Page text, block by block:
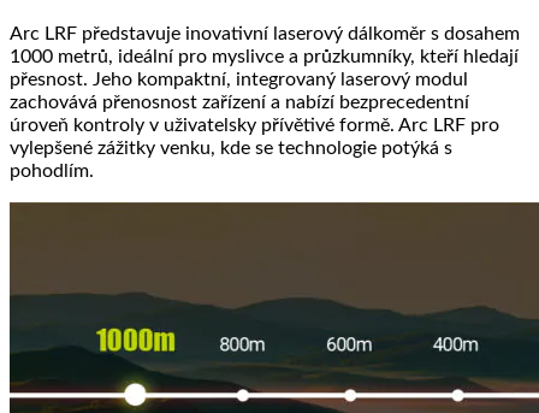
Arc LRF představuje inovativní laserový dálkoměr s dosahem
1000 metrů, ideální pro myslivce a průzkumníky, kteří hledají
přesnost. Jeho kompaktní, integrovaný laserový modul
zachovává přenosnost zařízení a nabízí bezprecedentní
úroveň kontroly v uživatelsky přívětivé formě. Arc LRF pro
vylepšené zážitky venku, kde se technologie potýká s
pohodlím.